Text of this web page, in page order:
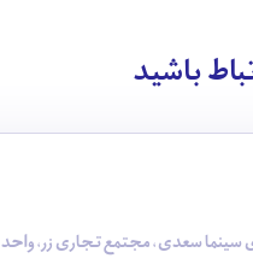
باشید
سعدی، مجتمع تجاری زر، واحد 202